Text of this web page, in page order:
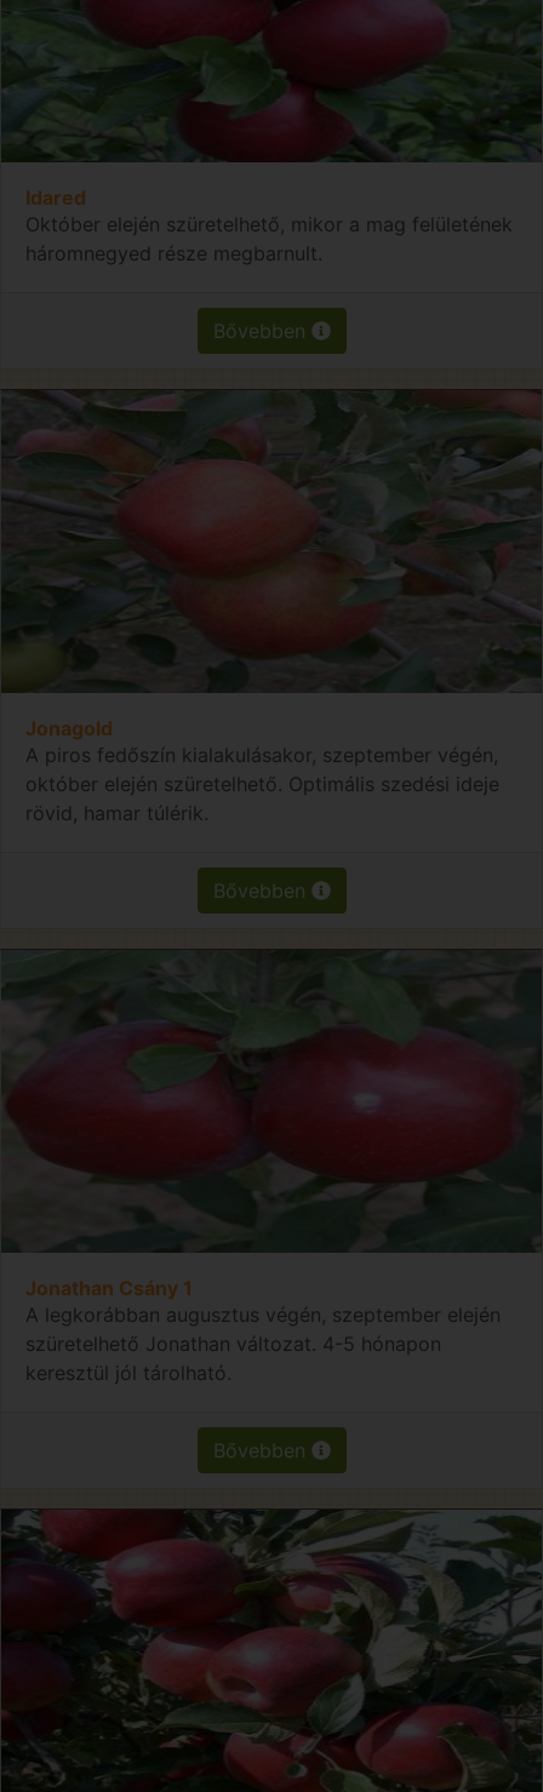
Idared
Október elején szüretelhető, mikor a mag felületének
háromnegyed része megbarnult.
Bővebben
Jonagold
A piros fedőszín kialakulásakor, szeptember végén,
október elején szüretelhető. Optimális szedési ideje
rövid, hamar túlérik.
Bővebben
Jonathan Csány 1
A legkorábban augusztus végén, szeptember elején
szüretelhető Jonathan változat. 4-5 hónapon
keresztül jól tárolható.
Bővebben